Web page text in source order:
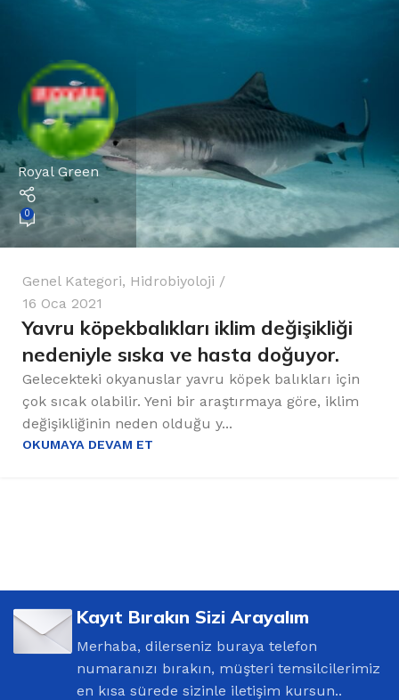
Royal Green
0
Genel Kategori, Hidrobiyoloji
16 Oca 2021
Yavru köpekbalıkları iklim değişikliği
nedeniyle sıska ve hasta doğuyor.
Gelecekteki okyanuslar yavru köpek balıkları için
çok sıcak olabilir. Yeni bir araştırmaya göre, iklim
değişikliğinin neden olduğu y...
OKUMAYA DEVAM ET
Kayıt Bırakın Sizi Arayalım
Merhaba, dilerseniz buraya telefon
numaranızı bırakın, müşteri temsilcilerimiz
en kısa sürede sizinle iletişim kursun..